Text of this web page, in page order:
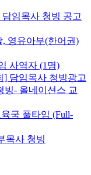
임목사 청빙 공고
영유아부(한어권)
사역자 (1명)
] 담임목사 청빙광고
빙- 올네이션스 교
국 풀타임 (Full-
목사 청빙